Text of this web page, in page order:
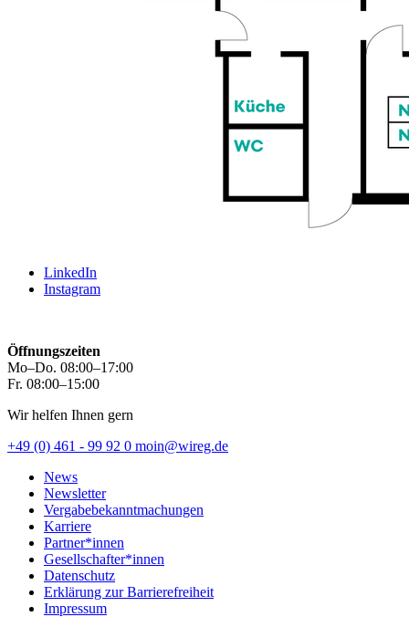
LinkedIn
Instagram
Öffnungszeiten
Mo–Do. 08:00–17:00
Fr. 08:00–15:00
Wir helfen Ihnen gern
+49 (0) 461 - 99 92 0 moin@wireg.de
News
Newsletter
Vergabebekanntmachungen
Karriere
Partner*innen
Gesellschafter*innen
Datenschutz
Erklärung zur Barrierefreiheit
Impressum